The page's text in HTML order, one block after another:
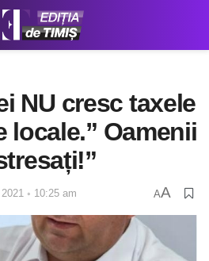
NU cresc taxele
locale.” Oamenii
◦ 10:25 am AA